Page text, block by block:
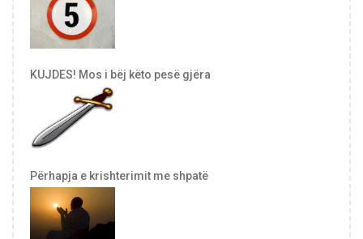
KUJDES! Mos i bëj këto pesë gjëra
Përhapja e krishterimit me shpatë